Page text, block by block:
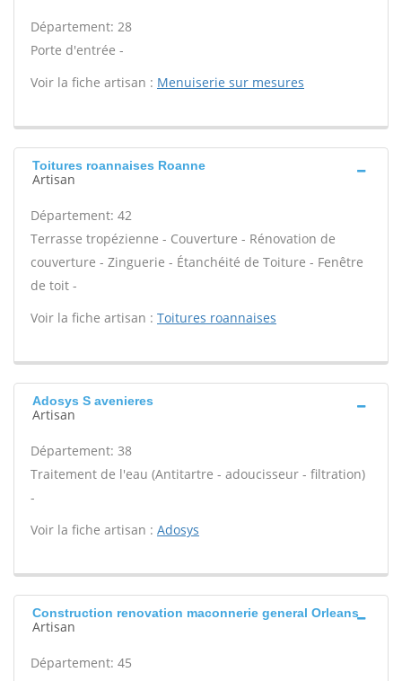
Département: 28
Porte d'entrée -
Voir la fiche artisan : Menuiserie sur mesures
Toitures roannaises Roanne
Artisan
Département: 42
Terrasse tropézienne - Couverture - Rénovation de
couverture - Zinguerie - Étanchéité de Toiture - Fenêtre
de toit -
Voir la fiche artisan : Toitures roannaises
Adosys S avenieres
Artisan
Département: 38
Traitement de l'eau (Antitartre - adoucisseur - filtration)
-
Voir la fiche artisan : Adosys
Construction renovation maconnerie general Orleans
Artisan
Département: 45